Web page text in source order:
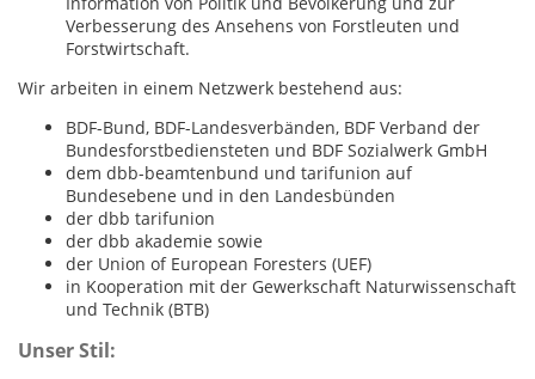
Verbesserung des Ansehens von Forstleuten und
Forstwirtschaft.
Wir arbeiten in einem Netzwerk bestehend aus:
BDF-Bund, BDF-Landesverbänden, BDF Verband der
Bundesforstbediensteten und BDF Sozialwerk GmbH
dem dbb-beamtenbund und tarifunion auf
Bundesebene und in den Landesbünden
der dbb tarifunion
der dbb akademie sowie
der Union of European Foresters (UEF)
in Kooperation mit der Gewerkschaft Naturwissenschaft
und Technik (BTB)
Unser Stil: